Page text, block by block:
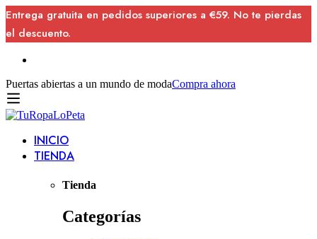
Entrega gratuita en pedidos superiores a €59. No te pierdas
el descuento.
Puertas abiertas a un mundo de modaCompra ahora
INICIO
TIENDA
Tienda
Categorías